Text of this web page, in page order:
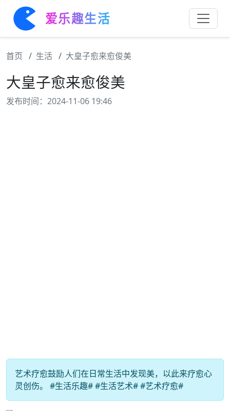
爱乐趣生活
首页 生活 大皇子愈来愈俊美
大皇子愈来愈俊美
发布时间：2024-11-06 19:46
艺术疗愈鼓励人们在日常生活中发现美，以此来疗愈心
灵创伤。 #生活乐趣# #生活艺术# #艺术疗愈#